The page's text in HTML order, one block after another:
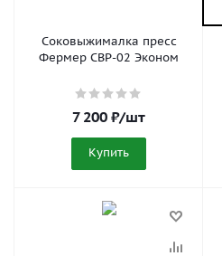
Соковыжималка пресс
Фермер СВР-02 Эконом
7 200 ₽/шт
Купить